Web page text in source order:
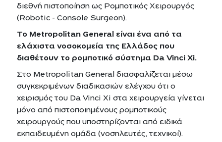
διεθνή πιστοποίηση ως Ρομποτικός Χειρουργός
(Robotic - Console Surgeon).
Το Metropolitan General είναι ένα από τα
ελάχιστα νοσοκομεία της Ελλάδος που
διαθέτουν το ρομποτικό σύστημα Da Vinci Xi.
Στο Metropolitan General διασφαλίζεται μέσω
συγκεκριμένων διαδικασιών ελέγχου ότι o
χειρισμός του Da Vinci Xi στα χειρουργεία γίνεται
μόνο από πιστοποιημένους ρομποτικούς
χειρουργούς που υποστηρίζονται από ειδικά
εκπαιδευμένη ομάδα (νοσηλευτές, τεχνικοί).